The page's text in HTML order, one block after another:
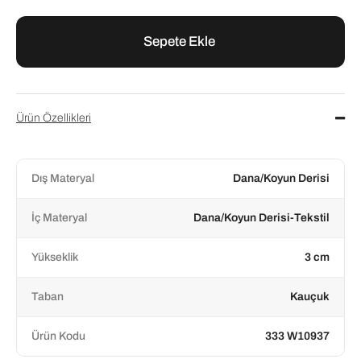
Ürün Özellikleri
Dış Materyal Dana/Koyun Derisi
İç Materyal Dana/Koyun Derisi-Tekstil
Yükseklik 3 cm
Taban Kauçuk
Ürün Kodu 333 W10937